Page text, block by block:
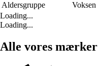
Aldersgruppe
Voksen
Loading...
Loading...
Alle vores mærker